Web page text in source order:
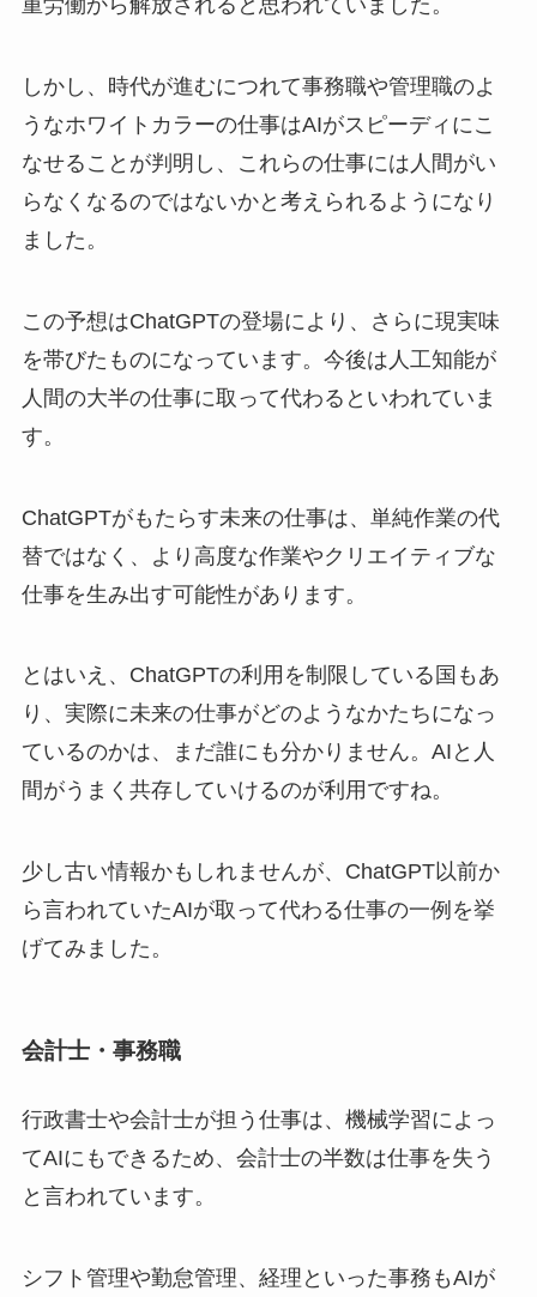
重労働から解放されると思われていました。
しかし、時代が進むにつれて事務職や管理職のよ
うなホワイトカラーの仕事はAIがスピーディにこ
なせることが判明し、これらの仕事には人間がい
らなくなるのではないかと考えられるようになり
ました。
この予想はChatGPTの登場により、さらに現実味
を帯びたものになっています。今後は人工知能が
人間の大半の仕事に取って代わるといわれていま
す。
ChatGPTがもたらす未来の仕事は、単純作業の代
替ではなく、より高度な作業やクリエイティブな
仕事を生み出す可能性があります。
とはいえ、ChatGPTの利用を制限している国もあ
り、実際に未来の仕事がどのようなかたちになっ
ているのかは、まだ誰にも分かりません。AIと人
間がうまく共存していけるのが利用ですね。
少し古い情報かもしれませんが、ChatGPT以前か
ら言われていたAIが取って代わる仕事の一例を挙
げてみました。
会計士・事務職
行政書士や会計士が担う仕事は、機械学習によっ
てAIにもできるため、会計士の半数は仕事を失う
と言われています。
シフト管理や勤怠管理、経理といった事務もAIが